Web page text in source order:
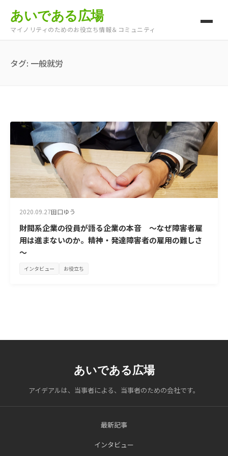
あいである広場
マイノリティのためのお役立ち情報＆コミュニティ
タグ: 一般就労
2020.09.27田口ゆう
財閥系企業の役員が語る企業の本音 ～なぜ障害者雇
用は進まないのか。精神・発達障害者の雇用の難しさ
～
インタビュー お役立ち
あいである広場
アイデアルは、当事者による、当事者のための会社です。
最新記事
インタビュー